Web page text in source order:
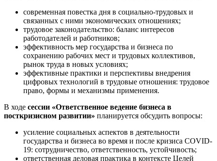
современная повестка дня в социально-трудовых и
связанных с ними экономических отношениях;
трудовое законодательство: баланс интересов
работодателей и работников;
эффективность мер государства и бизнеса по
сохранению рабочих мест и трудовых коллективов,
рынок труда в новых условиях;
эффективные практики и перспективы внедрения
цифровых технологий в трудовые отношения: трудовое
право, формы и механизмы применения.
В ходе сессии «Ответственное ведение бизнеса в
посткризисном развитии» планируется обсудить вопросы:
усиление социальных аспектов в деятельности
государства и бизнеса во время и после кризиса COVID-
19: сотрудничество, ответственность, устойчивость;
ответственная деловая практика в контексте Целей